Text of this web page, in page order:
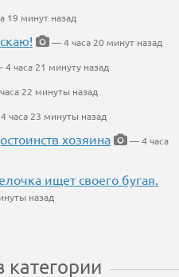
19 минут назад
— 4 часа 20 минут назад
часа 21 минуту назад
22 минуты назад
часа 23 минуты назад
хозяина
— 4 часа
ищет своего бугая.
назад